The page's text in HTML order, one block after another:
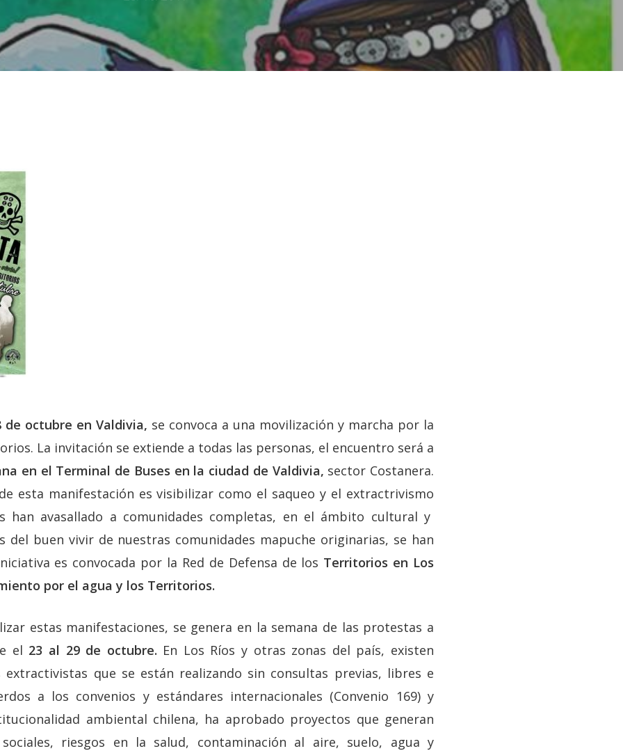
de octubre en Valdivia, se convoca a una movilización y marcha por la
La invitación se extiende a todas las personas, el encuentro será a
en el Terminal de Buses en la ciudad de Valdivia, sector Costanera.
esta manifestación es visibilizar como el saqueo y el extractrivismo
han avasallado a comunidades completas, en el ámbito cultural y
del buen vivir de nuestras comunidades mapuche originarias, se han
es convocada por la Red de Defensa de los Territorios en Los
por el agua y los Territorios.
estas manifestaciones, se genera en la semana de las protestas a
el 23 al 29 de octubre. En Los Ríos y otras zonas del país, existen
que se están realizando sin consultas previas, libres e
a los convenios y estándares internacionales (Convenio 169) y
ambiental chilena, ha aprobado proyectos que generan
riesgos en la salud, contaminación al aire, suelo, agua y